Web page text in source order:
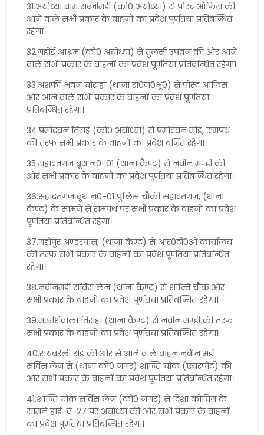
31.अयोध्या धाम सब्जीमंडी (को0 अयोध्या) से पोस्ट ऑफिस की
आने वाले सभी प्रकार के वाहनों का प्रवेश पूर्णतया प्रतिबन्धित
रहेगा।
32.गहोई आश्रम (को0 अयोध्या) से तुलसी उपवन की ओर आने
वाले सभी प्रकार के वाहनों का प्रवेश पूर्णतया प्रतिबन्धित रहेगा।
33.अशर्फी भवन चौराहा (थाना रा0ज0भू0) से पोस्ट आफिस
ओर आने वाले सभी प्रकार के वाहनों का प्रवेश पूर्णतया
प्रतिबन्धित रहेगा।
34.प्रमोदवन तिराहे (को0 अयोध्या) से प्रमोदवन मोड़, रामपथ
की तरफ सभी प्रकार के वाहनों का प्रवेश वर्जित रहेगा।
35.सहादतगंज बूथ नं0-01 (थाना कैण्ट) से नवीन मण्डी की
ओर सभी प्रकार के वाहनों का प्रवेश पूर्णतया प्रतिबन्धित रहेगा।
36.सहादतगंज बूथ नं0-01 पुलिस चौकी सहादतगंज, (थाना
कैण्ट) के सामने से रामपथ पर सभी प्रकार के वाहनों का प्रवेश
पूर्णतया प्रतिबन्धित रहेगा।
37.गद्दोपुर अण्डरपास, (थाना कैण्ट) से आर0टी0ओ कार्यालय
की तरफ सभी प्रकार के वाहनों का प्रवेश पूर्णतया प्रतिबन्धित
रहेगा।
38.नवीनमंडी सर्विस लेन (थाना कैण्ट) से शान्ति चौक ओर
सभी प्रकार के वाहनों का प्रवेश पूर्णतया प्रतिबन्धित रहेगा।
39.मऊशिवाला तिराहा (थाना कैण्ट) से नवीन मण्डी की तरफ
सभी प्रकार के वाहनों का प्रवेश पूर्णतया प्रतिबन्धित रहेगा।
40.रायबरेली रोड की ओर से आने वाले वाहन नवीन मंडी
सर्विस लेन से (थाना को0 नगर) शान्ति चौक (एयरपोर्ट) की
ओर सभी प्रकार के वाहनों का प्रवेश पूर्णतया प्रतिबन्धित रहेगा।
41.शान्ति चौक सर्विस लेन (को0 नगर) से दिशा कोचिंग के
सामने हाई-वे-27 पर अयोध्या की ओर सभी प्रकार के वाहनों
का प्रवेश पूर्णतया प्रतिबन्धित रहेगा।